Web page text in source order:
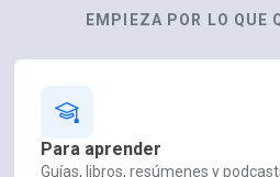
EMPIEZA POR LO QUE
Para aprender
Guías, libros, resúmenes y